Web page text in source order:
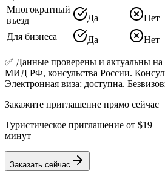
Многократный
въезд
Да Нет
Для бизнеса
Да Нет
✅ Данные проверены и актуальны на
МИД РФ, консульства России.
Электронная виза: доступна.
Закажите приглашение прямо сейчас
Туристическое приглашение от $19 —
минут
Заказать сейчас